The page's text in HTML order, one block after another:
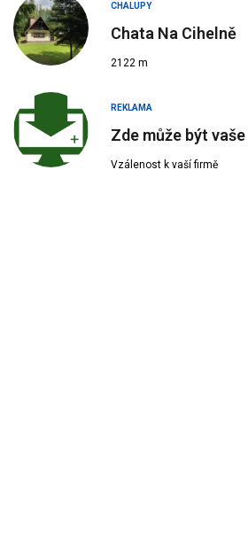
CHALUPY
Chata Na Cihelně
2122 m
REKLAMA
Zde může být
Vzálenost k vaší firmě